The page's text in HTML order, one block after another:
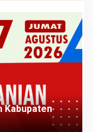
Kabupaten